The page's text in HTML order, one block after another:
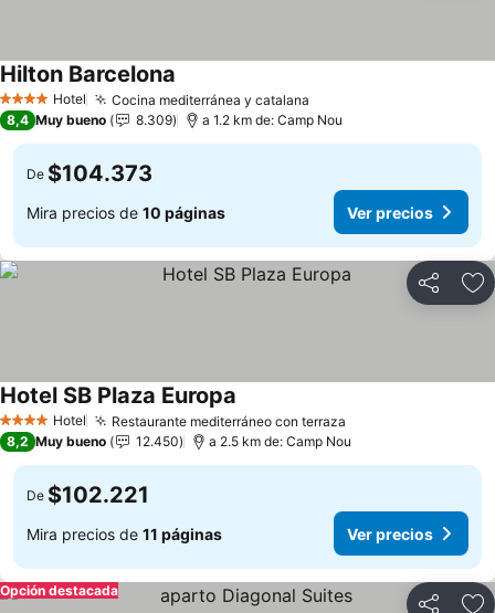
4 EstrellasHotel Cocina mediterránea y catalana
Hilton Barcelona
8,4 Muy bueno 8.309 a 1.2 km de: Camp Nou
De $104.373
Mira precios de 10 páginas Ver precios
Compartir
4 EstrellasHotel Restaurante mediterráneo con terraza
Hotel SB Plaza Europa
8,2 Muy bueno 12.450 a 2.5 km de: Camp Nou
De $102.221
Mira precios de 11 páginas Ver precios
Opción destacada